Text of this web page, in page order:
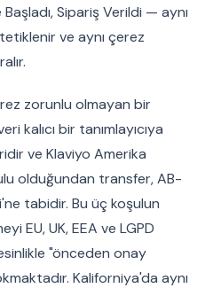
Sipariş Verildi — aynı
ve aynı çerez
zorunlu olmayan bir
kalıcı bir tanımlayıcıya
ve Klaviyo Amerika
olduğundan transfer, AB-
tabidir. Bu üç koşulun
EU, UK, EEA ve LGPD
"önceden onay
Kaliforniya'da aynı